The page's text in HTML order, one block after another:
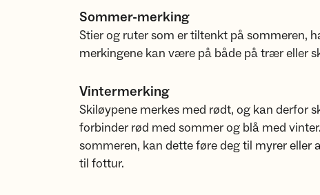
Sommer-merking
Stier og ruter som er tiltenkt på sommeren,
merkingene kan være på både på trær eller
Vintermerking
Skiløypene merkes med rødt, og kan derfor
forbinder rød med sommer og blå med
sommeren, kan dette føre deg til myrer eller
til fottur.